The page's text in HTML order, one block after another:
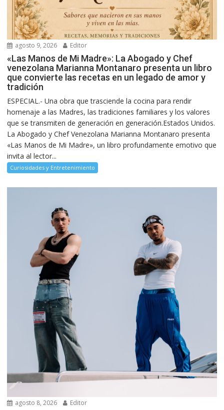
agosto 9, 2026 Editor
«Las Manos de Mi Madre»: La Abogado y Chef
venezolana Marianna Montanaro presenta un libro
que convierte las recetas en un legado de amor y
tradición
ESPECIAL.- Una obra que trasciende la cocina para rendir
homenaje a las Madres, las tradiciones familiares y los valores
que se transmiten de generación en generación.Estados Unidos.
La Abogado y Chef Venezolana Marianna Montanaro presenta
«Las Manos de Mi Madre», un libro profundamente emotivo que
invita al lector...
Curiosidades y Entretenimiento
agosto 8, 2026 Editor